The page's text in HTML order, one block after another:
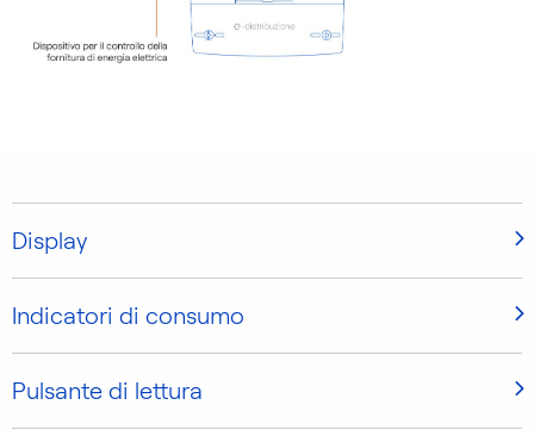
Display
Indicatori di consumo
Pulsante di lettura